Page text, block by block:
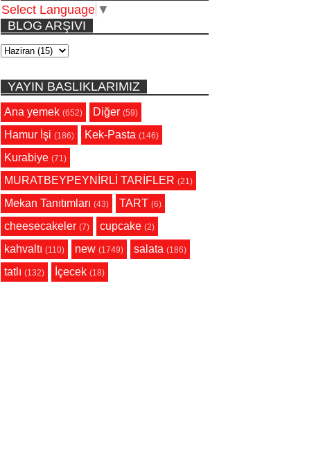
Select Language ▼
BLOG ARŞIVI
YAYIN BASLIKLARIMIZ
Ana yemek (652) Diğer (59)
Hamur İşi (186) Kek-Pasta (146)
Kurabiye (71)
MURATBEYPEYNİRLİ TARİFLER (21)
Mekan Tanıtımları (43) TART (6)
cheesecakeler (7) cupcake (2)
kahvaltı (110) new (1749) salata (186)
tatlı (132) İçecek (18)